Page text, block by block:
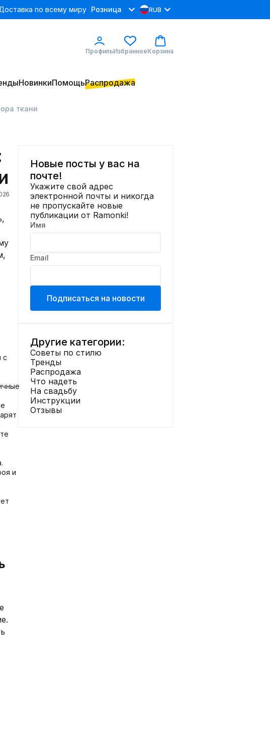
по всему миру Розница RUB
ПрофильИзбранноеКорзина
НовинкиПомощьРаспродажа
ткани
с
и
Новые посты у вас на
почте!
Укажите свой адрес
электронной почты и никогда
не пропускайте новые
публикации от Ramonki!
Имя
Email
Подписаться на новости
Другие категории:
Советы по стилю
Тренды
Распродажа
Что надеть
На свадьбу
Инструкции
Отзывы